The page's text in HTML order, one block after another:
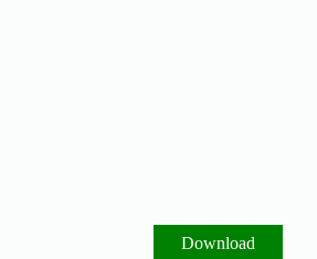
Download